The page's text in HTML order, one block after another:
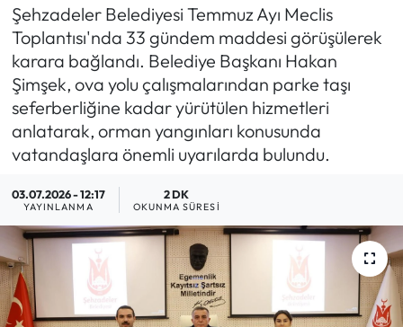
Şehzadeler Belediyesi Temmuz Ayı Meclis
Toplantısı'nda 33 gündem maddesi görüşülerek
karara bağlandı. Belediye Başkanı Hakan
Şimşek, ova yolu çalışmalarından parke taşı
seferberliğine kadar yürütülen hizmetleri
anlatarak, orman yangınları konusunda
vatandaşlara önemli uyarılarda bulundu.
03.07.2026 - 12:17
YAYINLANMA
2 DK
OKUNMA SÜRESI